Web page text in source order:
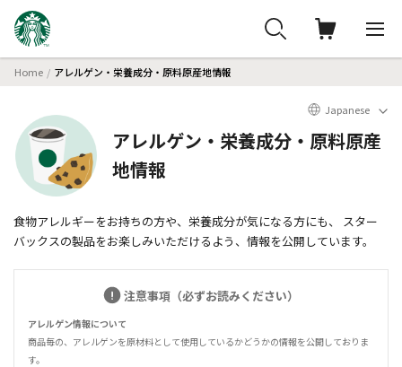
Home アレルゲン・栄養成分・原料原産地情報
Japanese
アレルゲン・栄養成分・原料原産
地情報
食物アレルギーをお持ちの方や、栄養成分が気になる方にも、
スター
バックスの製品をお楽しみいただけるよう、情報を公開しています。
注意事項（必ずお読みください）
アレルゲン情報について
商品毎の、アレルゲンを原材料として使用しているかどうかの情報を公開しておりま
す。